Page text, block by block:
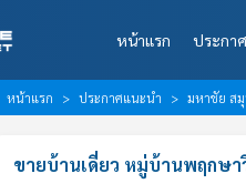
หน้าแรก ประกา
หน้าแรก ประกาศแนะนำ มหาชัย ส
ขายบ้านเดี่ยว หมู่บ้านพฤกษา